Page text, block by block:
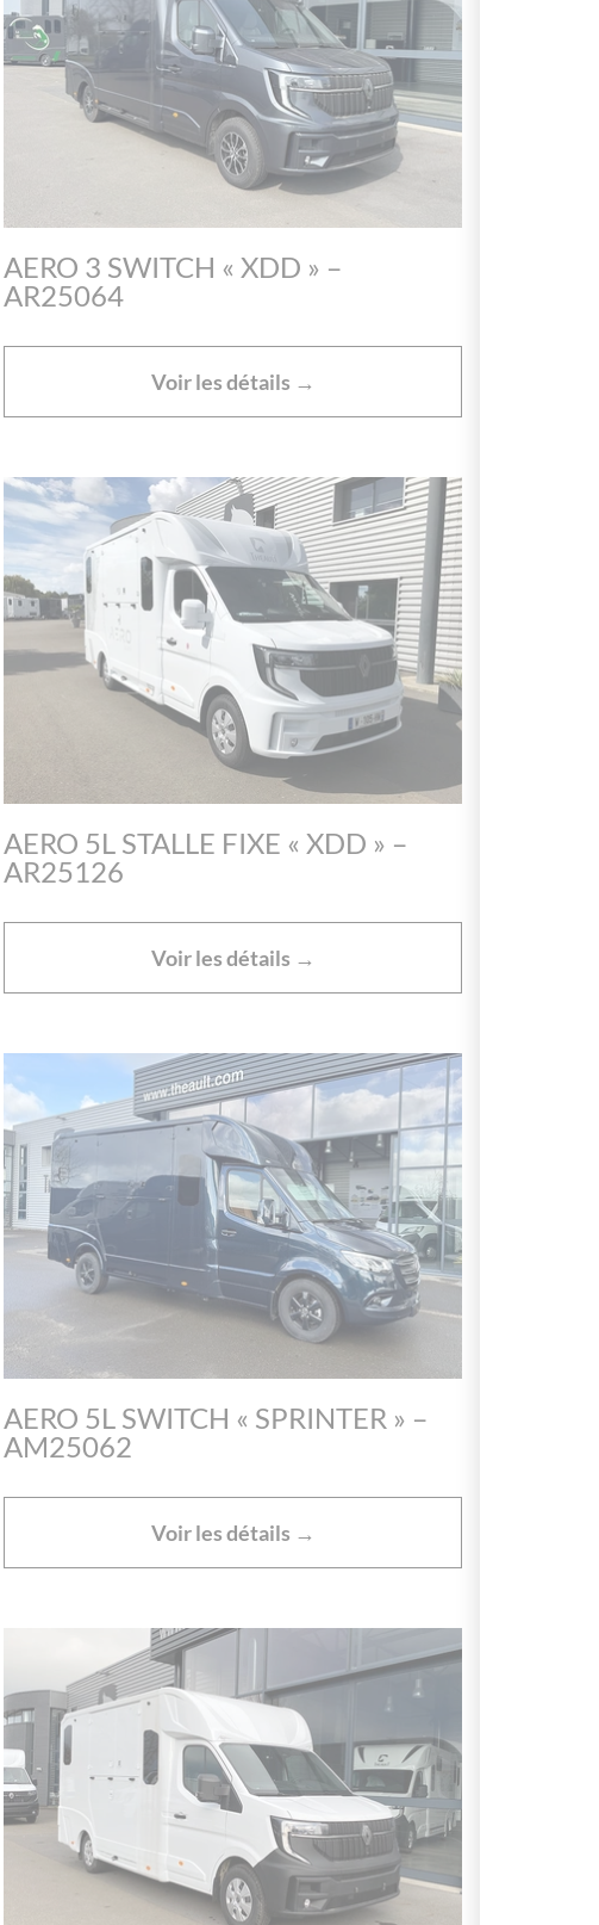
AERO 3 SWITCH « XDD » –
AR25064
Voir les détails →
AERO 5L STALLE FIXE « XDD » –
AR25126
Voir les détails →
AERO 5L SWITCH « SPRINTER » –
AM25062
Voir les détails →